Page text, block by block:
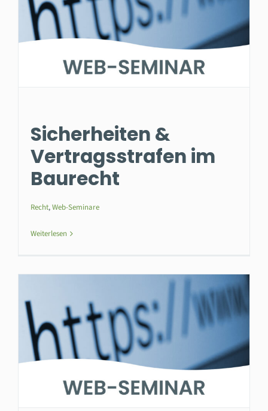
Sicherheiten &
Vertragsstrafen im
Baurecht
Recht,Web-Seminare
Weiterlesen